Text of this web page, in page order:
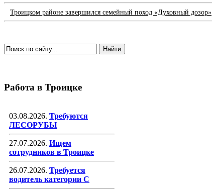
Троицком районе завершился семейный поход «Духовный дозор»
Работа в Троицке
03.08.2026. Требуются
ЛЕСОРУБЫ
27.07.2026. Ищем
сотрудников в Троицке
26.07.2026. Требуется
водитель категории С